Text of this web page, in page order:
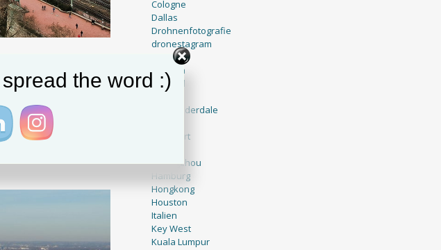
|Tagged: Cologne,
Cologne
Dallas
Drohnenfotografie
dronestagram
Dubai
Engadin
England
Fort Lauderdale
Frankfurt
Guangzhou
Hamburg
Hongkong
Houston
Italien
Key West
Kuala Lumpur
the word :)